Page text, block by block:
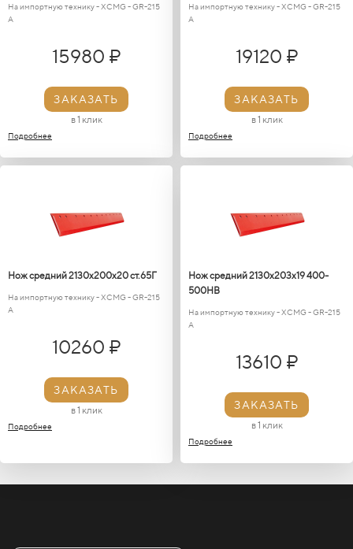
На импортную технику - XCMG - GR-215
A
15980 ₽
ЗАКАЗАТЬ
в 1 клик
Подробнее
На импортную технику - XCMG - GR-215
A
19120 ₽
ЗАКАЗАТЬ
в 1 клик
Подробнее
Нож средний 2130х200х20 ст.65Г
На импортную технику - XCMG - GR-215
A
10260 ₽
ЗАКАЗАТЬ
в 1 клик
Подробнее
Нож средний 2130х203х19 400-
500HB
На импортную технику - XCMG - GR-215
A
13610 ₽
ЗАКАЗАТЬ
в 1 клик
Подробнее